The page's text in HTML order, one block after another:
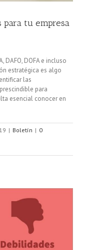
para tu empresa
DAFO, DOFA e incluso
estratégica es algo
las
para
esencial conocer en
| Boletín | 0